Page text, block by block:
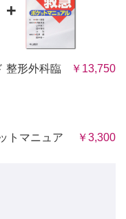
+
整形外科臨
￥13,750
トマニュア
￥3,300